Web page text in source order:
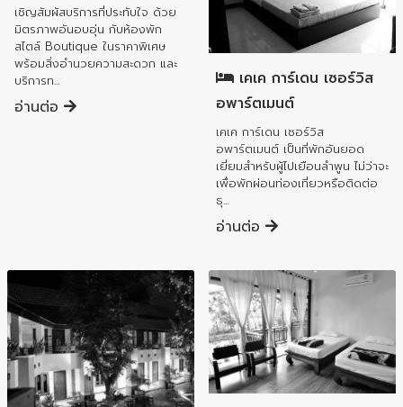
เชิญสัมผัสบริการที่ประทับใจ ด้วย
มิตรภาพอันอบอุ่น กับห้องพัก
สไตล์ Boutique ในราคาพิเศษ
พร้อมสิ่งอำนวยความสะดวก และ
บริการท...
อ่านต่อ
อำเภอเมืองลำพูน
เคเค การ์เดน เซอร์วิส
อพาร์ตเมนต์
เคเค การ์เดน เซอร์วิส
อพาร์ตเมนต์ เป็นที่พักอันยอด
เยี่ยมสำหรับผู้ไปเยือนลำพูน ไม่ว่าจะ
เพื่อพักผ่อนท่องเที่ยวหรือติดต่อ
ธุ...
อ่านต่อ
อำเภอเมืองลำพูน
อำเภอเมืองลำพูน